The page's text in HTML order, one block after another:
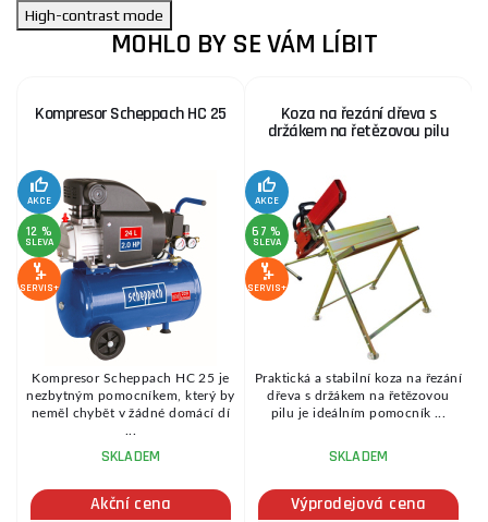
High-contrast mode
MOHLO BY SE VÁM LÍBIT
Kompresor Scheppach HC 25
AKCE
12 %
SLEVA
SERVIS+
Kompresor Scheppach HC 25 je
nezbytným pomocníkem, který by
neměl chybět v žádné domácí dí
SKLADEM
Akční cena
Koza na řezání dřeva s
držákem na řetězovou pilu
AKCE
67 %
SLEVA
SERVIS+
Praktická a stabilní koza na řezání
dřeva s držákem na řetězovou
pilu je ideálním pomocník ...
SKLADEM
Výprodejová cena